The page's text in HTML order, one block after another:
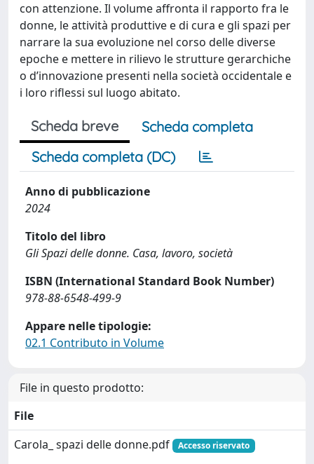
con attenzione. Il volume affronta il rapporto fra le
donne, le attività produttive e di cura e gli spazi per
narrare la sua evoluzione nel corso delle diverse
epoche e mettere in rilievo le strutture gerarchiche
o d’innovazione presenti nella società occidentale e
i loro riflessi sul luogo abitato.
Scheda breve
Scheda completa
Scheda completa (DC)
Anno di pubblicazione
2024
Titolo del libro
Gli Spazi delle donne. Casa, lavoro, società
ISBN (International Standard Book Number)
978-88-6548-499-9
Appare nelle tipologie:
02.1 Contributo in Volume
File in questo prodotto:
File
Carola_ spazi delle donne.pdf
Accesso riservato